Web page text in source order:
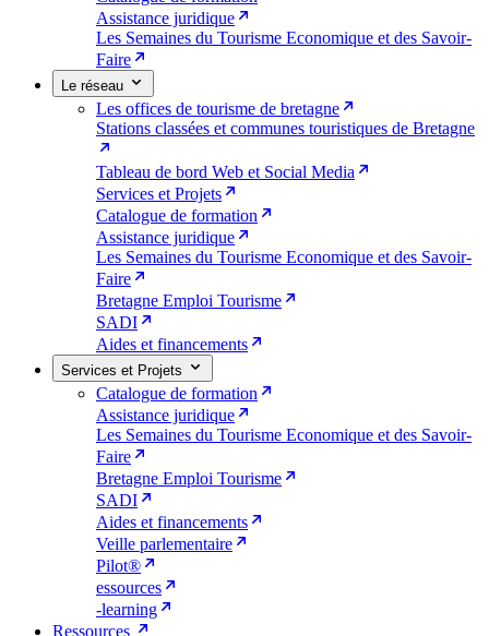
Assistance juridique
Les Semaines du Tourisme Economique et des Savoir-
Faire
Le réseau
Les offices de tourisme de bretagne
Stations classées et communes touristiques de Bretagne
Tableau de bord Web et Social Media
Services et Projets
Catalogue de formation
Assistance juridique
Les Semaines du Tourisme Economique et des Savoir-
Faire
Bretagne Emploi Tourisme
SADI
Aides et financements
Services et Projets
Catalogue de formation
Assistance juridique
Les Semaines du Tourisme Economique et des Savoir-
Faire
Bretagne Emploi Tourisme
SADI
Aides et financements
Veille parlementaire
Pilot®
essources
-learning
Ressources